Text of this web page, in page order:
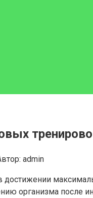
admin
организма после